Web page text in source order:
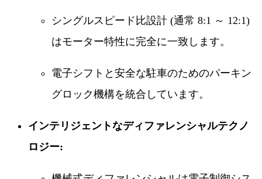
シングルスピード比設計 (通常 8:1 ～ 12:1)
はモーター特性に完全に一致します。
電子シフトと安全な駐車のためのパーキン
グロック機構を統合しています。
インテリジェントなディファレンシャルテクノ
ロジー: